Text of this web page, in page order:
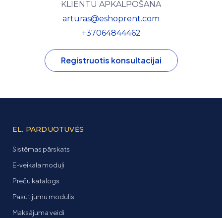
KLIENTU APKALPOŠANA
arturas@eshoprent.com
+37064844462
Registruotis konsultacijai
EL. PARDUOTUVĖS
Sistēmas pārskats
E-veikala moduļi
Preču katalogs
Pasūtījumu modulis
Maksājuma veidi